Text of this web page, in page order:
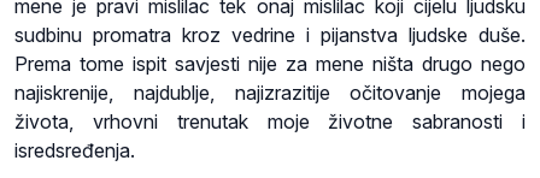
mene je pravi mislilac tek onaj mislilac koji cijelu ljudsku
sudbinu promatra kroz vedrine i pijanstva ljudske duše.
Prema tome ispit savjesti nije za mene ništa drugo nego
najiskrenije, najdublje, najizrazitije očitovanje mojega
života, vrhovni trenutak moje životne sabranosti i
isredsređenja.